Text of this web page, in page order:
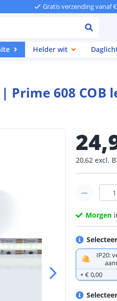
Gratis verzending vanaf
Helder wit
608 COB
24,
20,62 excl.
Morgen
IP20:
+€ 0,00